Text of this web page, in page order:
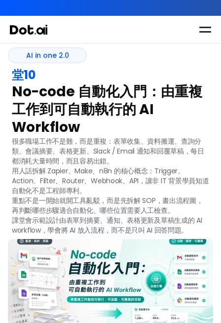
AI in one 2.0
AI in one 2.0
堂10
No-code 自動化入門：由重複
工作到可自動執行的 AI
Workflow
很多職場工作不是難，而是重複：表單收集、資料搬運、查詢分
類、會議摘要、表格更新、Slack / Email 通知和回覆草稿，每日
都消耗大量時間，而且容易出錯。
用人話拆解 Zapier、Make、n8n 的核心概念：Trigger、
Action、Filter、Router、Webhook、API，讓非 IT 背景學員知道
自動化不是工程師專利。
重點不是一開始就開工具亂駁，而是先拆解 SOP，畫出流程圖，
再判斷哪些步驟適合自動化、哪些位置需要人工檢查。
課堂會示範設計由表單到摘要、通知、表格更新及草稿生成的 AI
workflow，學會將 AI 放入流程，而不是只叫 AI 回答問題。
Dot.AI Academy
全港最貼地AI課程
三大恆常課程
所有課程
多種專項技能提
實用課程
我們有三大課程